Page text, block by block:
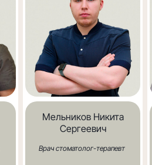
Мельников Никита
Сергеевич
Врач стоматолог-терапевт